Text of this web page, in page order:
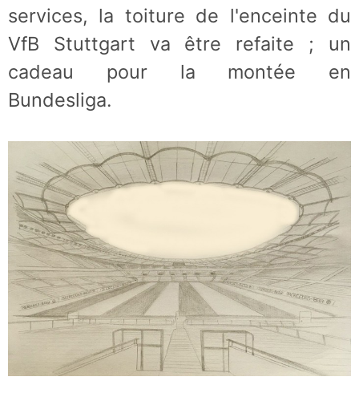
services, la toiture de l'enceinte du
VfB Stuttgart va être refaite ; un
cadeau pour la montée en
Bundesliga.